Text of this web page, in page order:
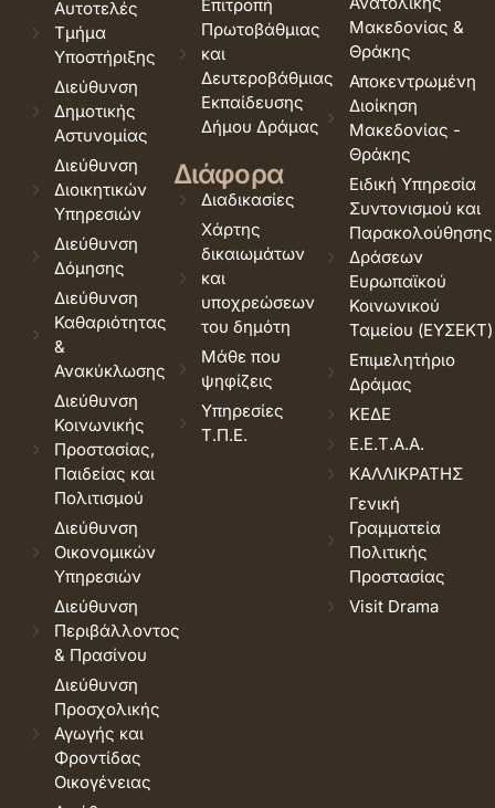
Αυτοτελές
Τμήμα
Υποστήριξης
Διεύθυνση
Δημοτικής
Αστυνομίας
Διεύθυνση
Διοικητικών
Υπηρεσιών
Διεύθυνση
Δόμησης
Διεύθυνση
Καθαριότητας
&
Ανακύκλωσης
Διεύθυνση
Κοινωνικής
Προστασίας,
Παιδείας και
Πολιτισμού
Διεύθυνση
Οικονομικών
Υπηρεσιών
Διεύθυνση
Περιβάλλοντος
& Πρασίνου
Διεύθυνση
Προσχολικής
Αγωγής και
Φροντίδας
Οικογένειας
Επιτροπή
Πρωτοβάθμιας
και
Δευτεροβάθμιας
Εκπαίδευσης
Δήμου Δράμας
Διάφορα
Διαδικασίες
Χάρτης
δικαιωμάτων
και
υποχρεώσεων
του δημότη
Μάθε που
ψηφίζεις
Υπηρεσίες
Τ.Π.Ε.
Μακεδονίας &
Θράκης
Αποκεντρωμένη
Διοίκηση
Μακεδονίας -
Θράκης
Ειδική Υπηρεσία
Συντονισμού και
Παρακολούθησης
Δράσεων
Ευρωπαϊκού
Κοινωνικού
Ταμείου (ΕΥΣΕΚΤ)
Επιμελητήριο
Δράμας
ΚΕΔΕ
Ε.Ε.Τ.Α.Α.
ΚΑΛΛΙΚΡΑΤΗΣ
Γενική
Γραμματεία
Πολιτικής
Προστασίας
Visit Drama